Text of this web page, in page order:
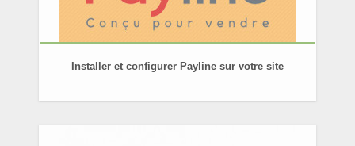
Installer et configurer Payline sur votre site